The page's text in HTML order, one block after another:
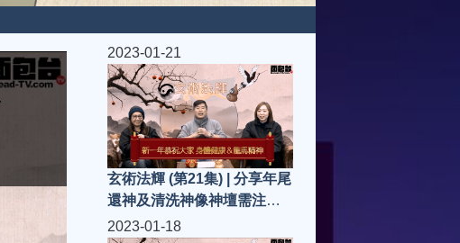
2023-01-21
玄術法輝 (第21集) | 分享年尾
還神及清洗神像神壇需注意
的事/禁忌
2023-01-18